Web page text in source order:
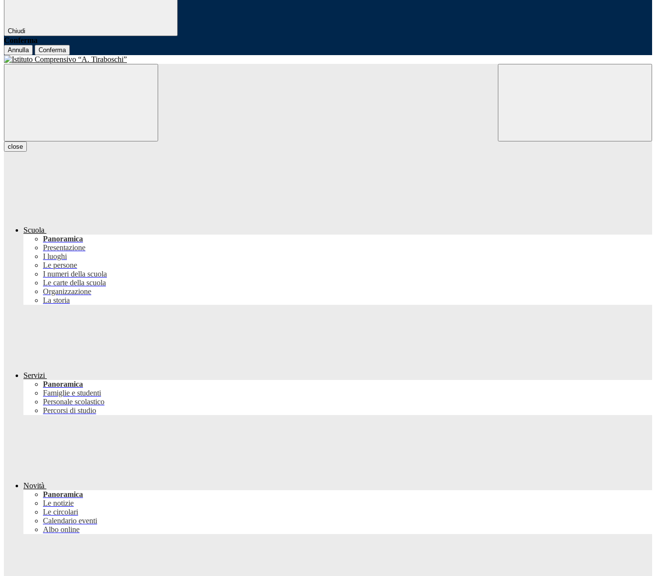
Chiudi
Conferma
Annulla Conferma
close
Scuola
Panoramica
Presentazione
I luoghi
Le persone
I numeri della scuola
Le carte della scuola
Organizzazione
La storia
Servizi
Panoramica
Famiglie e studenti
Personale scolastico
Percorsi di studio
Novità
Panoramica
Le notizie
Le circolari
Calendario eventi
Albo online